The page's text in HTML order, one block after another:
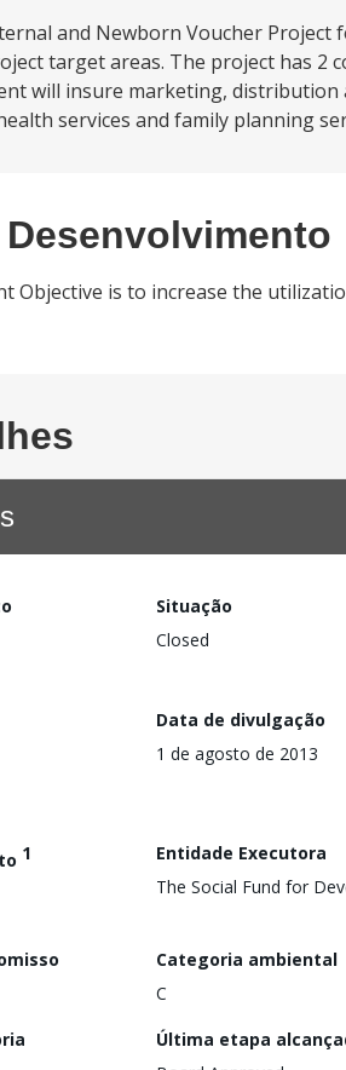
and Newborn Voucher
target areas. The project has 2
will insure marketing,
services and family planning
Objective is to increase the
Situação
Closed
Data de divulgação
1 de agosto de 2013
1
Entidade Executora
The Social Fund for
Categoria ambiental
C
Última etapa